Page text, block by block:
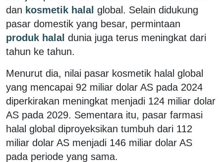
dan kosmetik halal global. Selain didukung
pasar domestik yang besar, permintaan
produk halal dunia juga terus meningkat dari
tahun ke tahun.
Menurut dia, nilai pasar kosmetik halal global
yang mencapai 92 miliar dolar AS pada 2024
diperkirakan meningkat menjadi 124 miliar dolar
AS pada 2029. Sementara itu, pasar farmasi
halal global diproyeksikan tumbuh dari 112
miliar dolar AS menjadi 146 miliar dolar AS
pada periode yang sama.